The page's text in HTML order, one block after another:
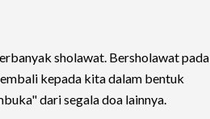
sholawat. Bersholawat pada
kepada kita dalam bentuk
dari segala doa lainnya.